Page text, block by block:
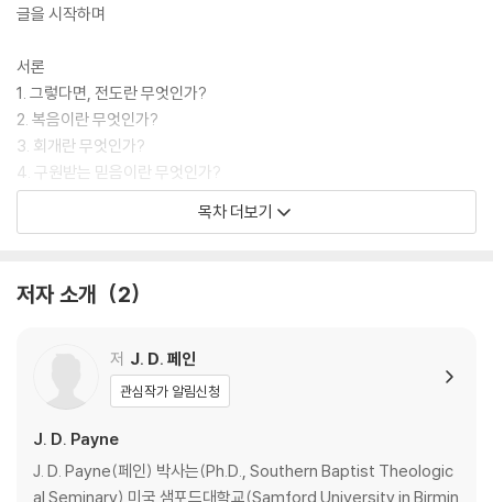
글을 시작하며
서론
1. 그렇다면, 전도란 무엇인가?
2. 복음이란 무엇인가?
3. 회개란 무엇인가?
4. 구원받는 믿음이란 무엇인가?
5. 회심이란 무엇인가?
6. 회심은 일회적 사건인가, 계속되는 과정인가?
9. 하나님께서 주관하신다면, 우리가 전도할 필요가 있는가?
11. 사랑의 하나님이 사람들을 지옥으로 보내시는가?
12. 구원에 있어 자유 의지의 역할은 무엇인가?
13. 복음을 듣지 못한 사람은 어떻게 되나?
14. 어린이나 지적 장애인들이 죽은 후에는 어디로 가나?
15. 전도에서 성령의 역할은 무엇인가?
16. 전도에서 기도의 역할은 무엇인가?
목차 더보기
저자 소개 2
저 J. D. 페인
관심작가 알림신청
J. D. Payne
J. D. Payne(페인) 박사는(Ph.D., Southern Baptist Theologic
al Seminary) 미국 샘포드대학교(Samford University in Birmin